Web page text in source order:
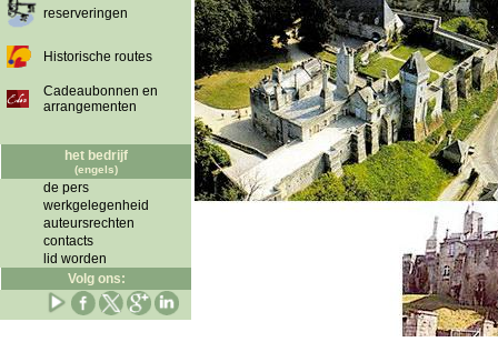
reserveringen
Historische routes
Cadeaubonnen en
arrangementen
het bedrijf
(engels)
de pers
werkgelegenheid
auteursrechten
contacts
lid worden
Volg ons: